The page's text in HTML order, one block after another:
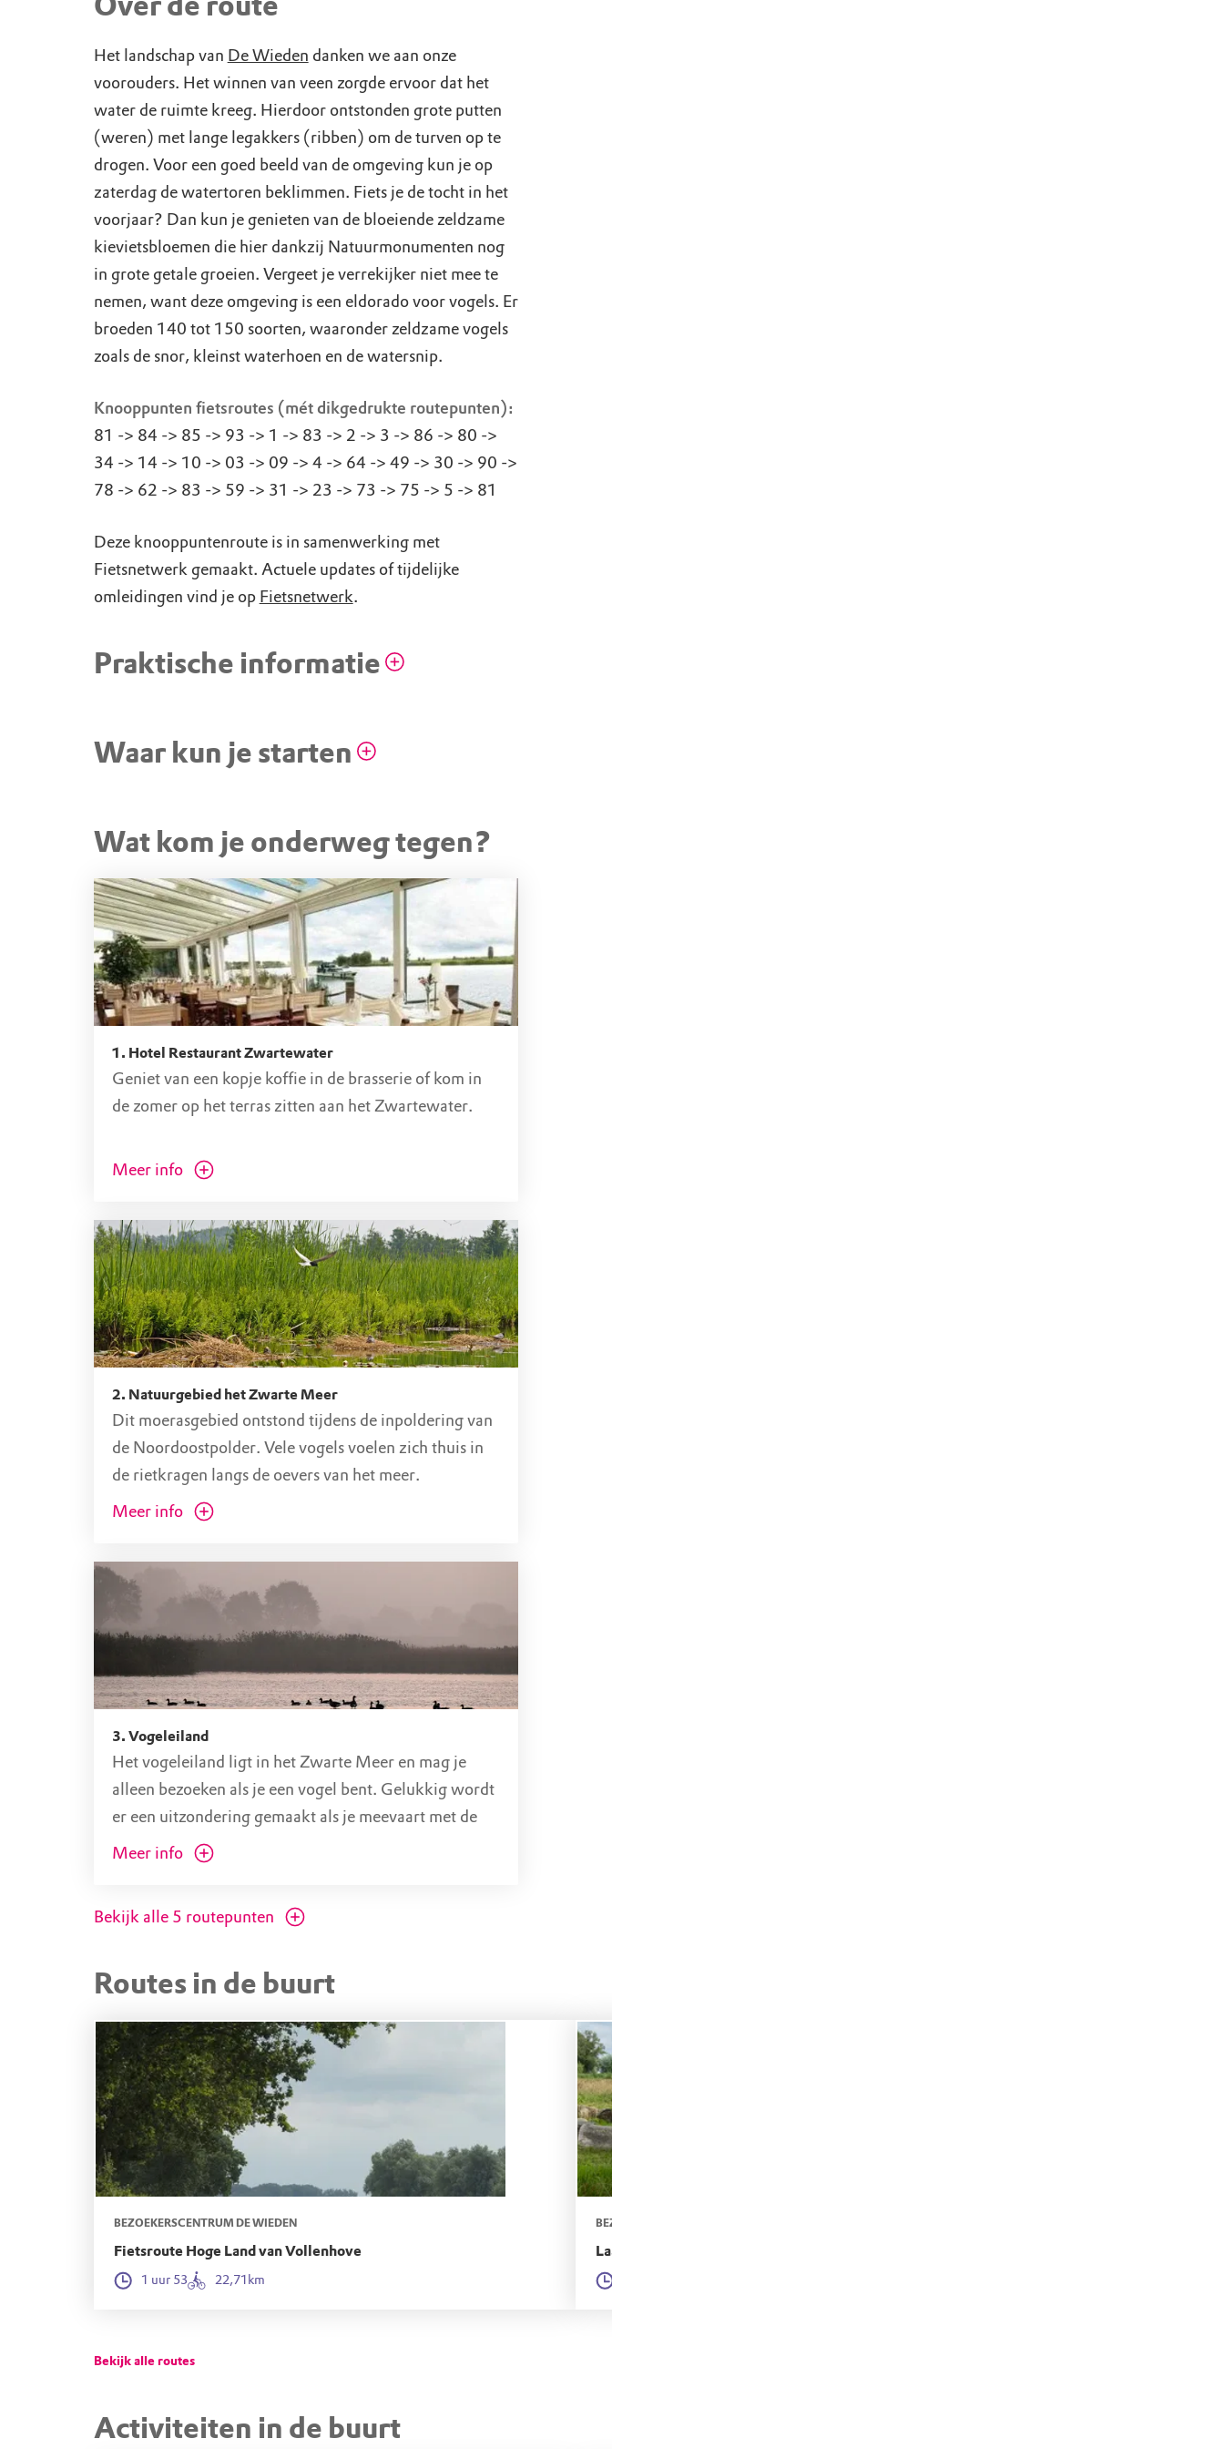
Het landschap van De Wieden danken we aan onze
voorouders. Het winnen van veen zorgde ervoor dat het
water de ruimte kreeg. Hierdoor ontstonden grote putten
(weren) met lange legakkers (ribben) om de turven op te
drogen. Voor een goed beeld van de omgeving kun je op
zaterdag de watertoren beklimmen. Fiets je de tocht in het
voorjaar? Dan kun je genieten van de bloeiende zeldzame
kievietsbloemen die hier dankzij Natuurmonumenten nog
in grote getale groeien. Vergeet je verrekijker niet mee te
nemen, want deze omgeving is een eldorado voor vogels. Er
broeden 140 tot 150 soorten, waaronder zeldzame vogels
zoals de snor, kleinst waterhoen en de watersnip.
Knooppunten fietsroutes (mét dikgedrukte routepunten):
81 -> 84 -> 85 -> 93 -> 1 -> 83 -> 2 -> 3 -> 86 -> 80 ->
34 -> 14 -> 10 -> 03 -> 09 -> 4 -> 64 -> 49 -> 30 -> 90 ->
78 -> 62 -> 83 -> 59 -> 31 -> 23 -> 73 -> 75 -> 5 -> 81
Deze knooppuntenroute is in samenwerking met
Fietsnetwerk gemaakt. Actuele updates of tijdelijke
omleidingen vind je op Fietsnetwerk.
Praktische informatie
Waar kun je starten
Kloosterweg, Sint Jansklooster
Kloosterweg 14, 8326 CD Sint Jansklooster (OV)
Wat kom je onderweg tegen?
1. Hotel Restaurant Zwartewater
Geniet van een kopje koffie in de brasserie of kom in
de zomer op het terras zitten aan het Zwartewater.
Meer info
2. Natuurgebied het Zwarte Meer
Dit moerasgebied ontstond tijdens de inpoldering van
de Noordoostpolder. Vele vogels voelen zich thuis in
de rietkragen langs de oevers van het meer.
Meer info
3. Vogeleiland
Het vogeleiland ligt in het Zwarte Meer en mag je
alleen bezoeken als je een vogel bent. Gelukkig wordt
er een uitzondering gemaakt als je meevaart met de
boswachter.
Meer info
Bekijk alle 5 routepunten
Routes in de buurt
BEZOEKERSCENTRUM DE WIEDEN
Fietsroute Hoge Land van Vollenhove
1 uur 53 22,71km
BEZOEKERSCENTRUM DE WIEDEN
Laarzenpad bij Bezoekerscentrum De Wieden
Bekijk alle routes
Activiteiten in de buurt